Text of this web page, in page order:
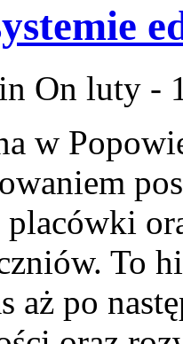
On luty -
w
To
aż po